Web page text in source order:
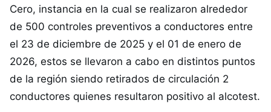
Cero, instancia en la cual se realizaron alrededor
de 500 controles preventivos a conductores entre
el 23 de diciembre de 2025 y el 01 de enero de
2026, estos se llevaron a cabo en distintos puntos
de la región siendo retirados de circulación 2
conductores quienes resultaron positivo al alcotest.